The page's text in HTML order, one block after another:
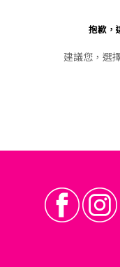
抱歉，
建議您，選